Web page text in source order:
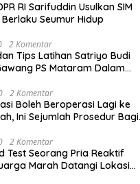
RI Sarifuddin Usulkan SIM
Seumur Hidup
2 Komentar
Tips Latihan Satriyo Budi
PS Mataram Dalam
2 Komentar
Boleh Beroperasi Lagi ke
Ini Sejumlah Prosedur Bagi
2 Komentar
Test Seorang Pria Reaktif
Marah Datangi Lokasi